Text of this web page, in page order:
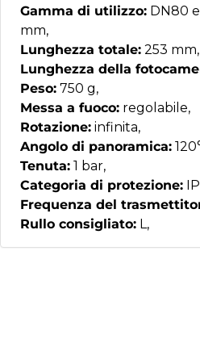
Gamma di utilizzo: DN80
mm,
Lunghezza totale: 253 mm,
Lunghezza della
Peso: 750 g,
Messa a fuoco: regolabile,
Rotazione: infinita,
Angolo di panoramica:
Tenuta: 1 bar,
Categoria di protezione:
Frequenza del
Rullo consigliato: L,